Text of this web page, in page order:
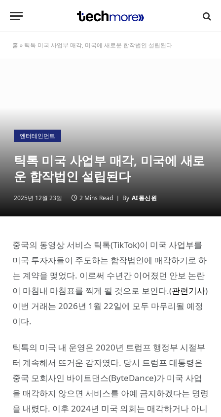
홈 » 틱톡 미국 사업부 매각, 미국에 새로운 합작법인 설립된다
엔터테인먼트
틱톡 미국 사업부 매각, 미국에 새로
운 합작법인 설립된다
2025년 12월 23일 2 Mins Read By AI통신원
중국의 동영상 서비스 틱톡(TikTok)이 미국 사업부를
미국 투자자들이 주도하는 합작법인에 매각하기로 하
는 계약을 맺었다. 이로써 수년간 이어졌던 안보 논란
이 마침내 마침표를 찍게 될 것으로 보인다.(관련기사)
이번 거래는 2026년 1월 22일에 모두 마무리될 예정
이다.
틱톡의 미국 내 운영은 2020년 트럼프 행정부 시절부
터 계속해서 뜨거운 감자였다. 당시 트럼프 대통령은
중국 모회사인 바이트댄스(ByteDance)가 미국 사업
을 매각하지 않으면 서비스를 아예 금지하겠다는 명령
을 내렸다. 이후 2024년 미국 의회는 매각하거나 아니